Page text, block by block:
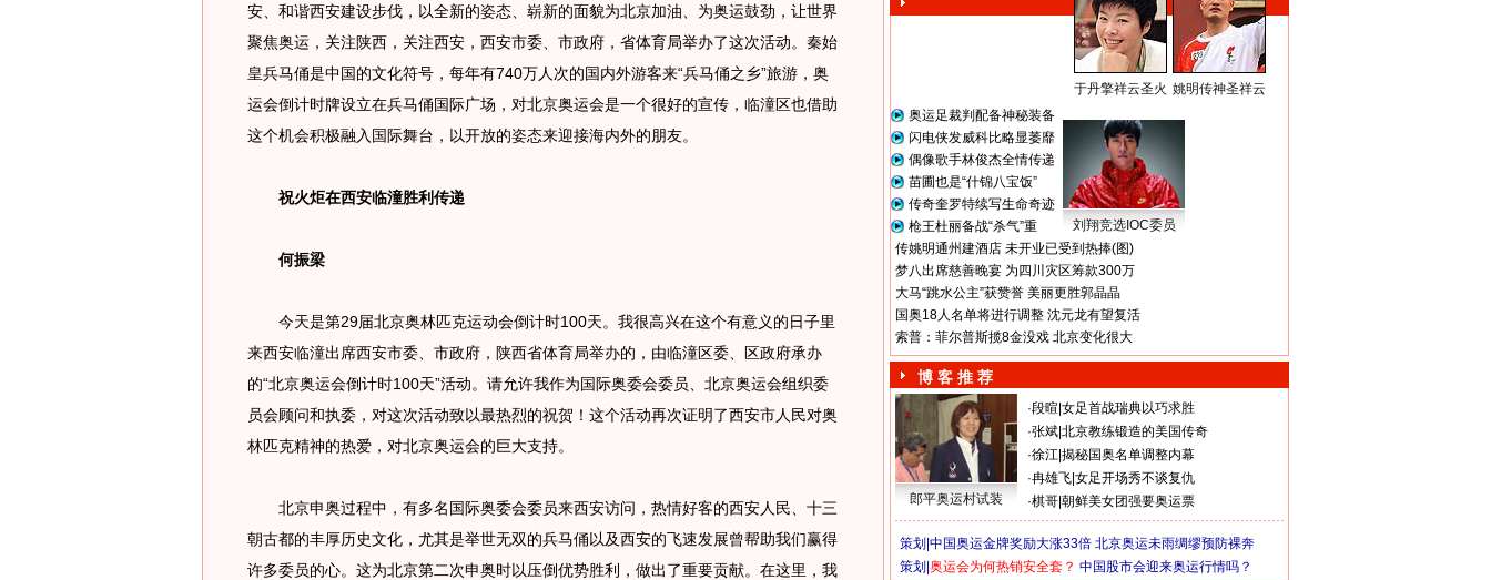
安、和谐西安建设步伐，以全新的姿态、崭新的面貌为北京加油、为奥运鼓劲，让世界
聚焦奥运，关注陕西，关注西安，西安市委、市政府，省体育局举办了这次活动。秦始
皇兵马俑是中国的文化符号，每年有740万人次的国内外游客来“兵马俑之乡”旅游，奥
运会倒计时牌设立在兵马俑国际广场，对北京奥运会是一个很好的宣传，临潼区也借助
这个机会积极融入国际舞台，以开放的姿态来迎接海内外的朋友。
祝火炬在西安临潼胜利传递
何振梁
今天是第29届北京奥林匹克运动会倒计时100天。我很高兴在这个有意义的日子里
来西安临潼出席西安市委、市政府，陕西省体育局举办的，由临潼区委、区政府承办
的“北京奥运会倒计时100天”活动。请允许我作为国际奥委会委员、北京奥运会组织委
员会顾问和执委，对这次活动致以最热烈的祝贺！这个活动再次证明了西安市人民对奥
林匹克精神的热爱，对北京奥运会的巨大支持。
北京申奥过程中，有多名国际奥委会委员来西安访问，热情好客的西安人民、十三
朝古都的丰厚历史文化，尤其是举世无双的兵马俑以及西安的飞速发展曾帮助我们赢得
许多委员的心。这为北京第二次申奥时以压倒优势胜利，做出了重要贡献。在这里，我
于丹擎祥云圣火 姚明传神圣祥云
奥运足裁判配备神秘装备
闪电侠发威科比略显萎靡
偶像歌手林俊杰全情传递
苗圃也是“什锦八宝饭”
传奇奎罗特续写生命奇迹
枪王杜丽备战“杀气”重
刘翔竞选IOC委员
传姚明通州建酒店 未开业已受到热捧(图)
梦八出席慈善晚宴 为四川灾区筹款300万
大马“跳水公主”获赞誉 美丽更胜郭晶晶
国奥18人名单将进行调整 沈元龙有望复活
索普：菲尔普斯揽8金没戏 北京变化很大
博 客 推 荐
郎平奥运村试装
·段暄 女足首战瑞典以巧求胜
·张斌 北京教练锻造的美国传奇
·徐江 揭秘国奥名单调整内幕
·冉雄飞 女足开场秀不谈复仇
·棋哥 朝鲜美女团强要奥运票
策划| 中国奥运金牌奖励大涨33倍 北京奥运未雨绸缪预防裸奔
策划| 奥运会为何热销安全套？ 中国股市会迎来奥运行情吗？